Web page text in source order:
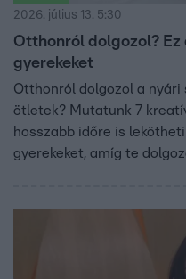
2026. július 13. 5:30
Otthonról dolgozol?
gyerekeket
Otthonról dolgozol a nyári
ötletek? Mutatunk 7
hosszabb időre is
gyerekeket, amíg te